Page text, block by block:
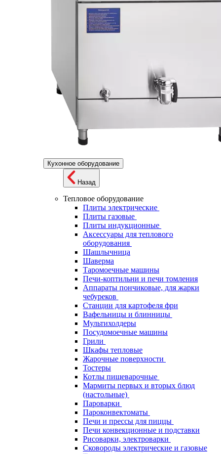
Кухонное оборудование
Назад
Тепловое оборудование
Плиты электрические
Плиты газовые
Плиты индукционные
Аксессуары для теплового
оборудования
Шашлычница
Шаверма
Таромоечные машины
Печи-коптильни и печи томления
Аппараты пончиковые, для жарки
чебуреков
Станции для картофеля фри
Вафельницы и блинницы
Мультихолдеры
Посудомоечные машины
Грили
Шкафы тепловые
Жарочные поверхности
Тостеры
Котлы пищеварочные
Мармиты первых и вторых блюд
(настольные)
Пароварки
Пароконвектоматы
Печи и прессы для пиццы
Печи конвекционные и подставки
Рисоварки, электроварки
Сковороды электрические и газовые